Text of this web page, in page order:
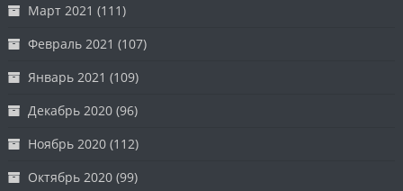
Март 2021 (111)
Февраль 2021 (107)
Январь 2021 (109)
Декабрь 2020 (96)
Ноябрь 2020 (112)
Октябрь 2020 (99)